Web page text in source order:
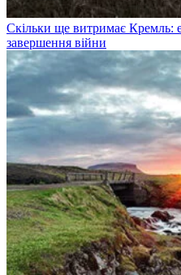
Скільки ще витримає Кремль:
завершення війни